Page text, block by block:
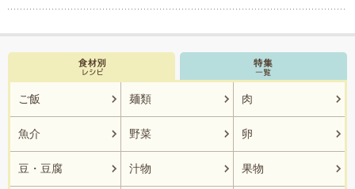
ご飯 麺類 肉
魚介 野菜 卵
豆・豆腐 汁物 果物